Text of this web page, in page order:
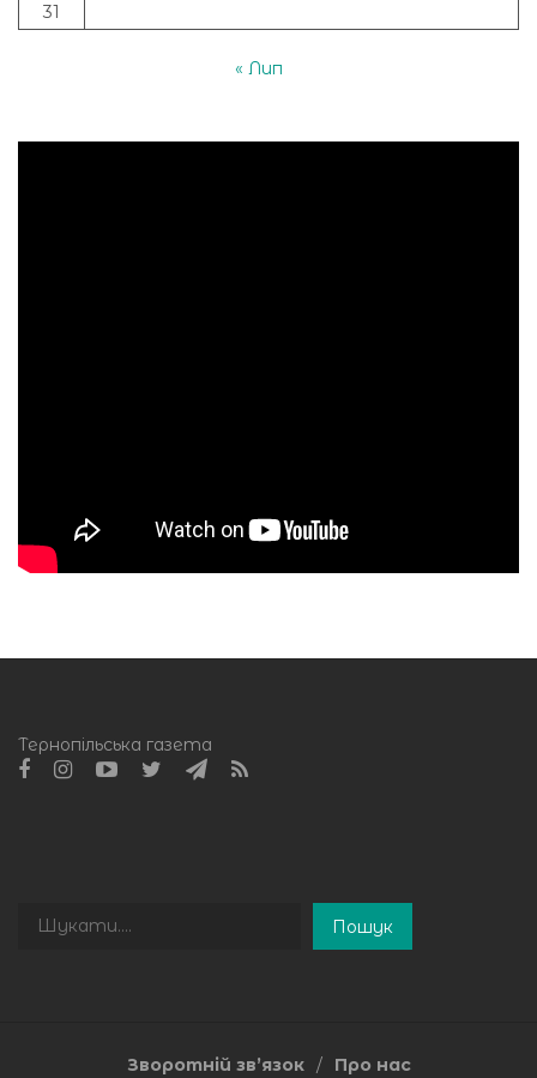
31
« Лип
Тернопільська газета
Пошук
Пошук
Зворотній зв’язок Про нас